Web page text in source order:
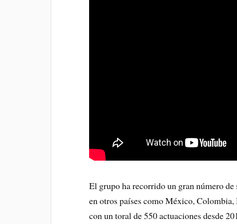
El grupo ha recorrido un gran número de
en otros países como México,
con un toral de 550 actuaciones desde